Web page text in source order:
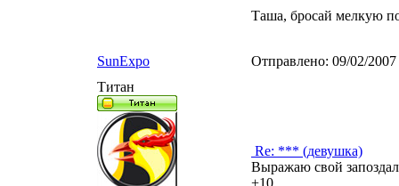
Таша, бросай мелкую
SunExpo Отправлено: 09/02/
Титан
Re: *** (девушка)
Выражаю свой
+10